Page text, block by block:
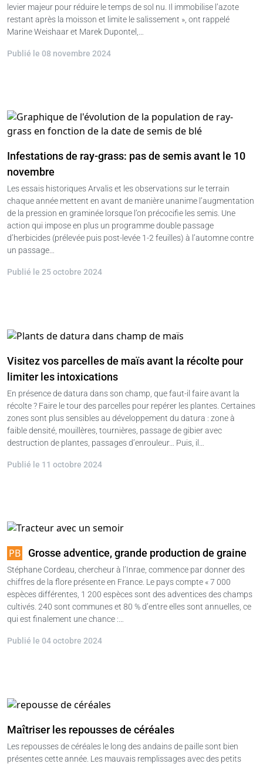
levier majeur pour réduire le temps de sol nu. Il immobilise l’azote
restant après la moisson et limite le salissement », ont rappelé
Marine Weishaar et Marek Dupontel,…
Publié le 08 novembre 2024
Infestations de ray-grass: pas de semis avant le 10
novembre
Les essais historiques Arvalis et les observations sur le terrain
chaque année mettent en avant de manière unanime l’augmentation
de la pression en graminée lorsque l’on précocifie les semis. Une
action qui impose en plus un programme double passage
d’herbicides (prélevée puis post-levée 1-2 feuilles) à l’automne contre
un passage…
Publié le 25 octobre 2024
Visitez vos parcelles de maïs avant la récolte pour
limiter les intoxications
En présence de datura dans son champ, que faut-il faire avant la
récolte ? Faire le tour des parcelles pour repérer les plantes. Certaines
zones sont plus sensibles au développement du datura : zone à
faible densité, mouillères, tournières, passage de gibier avec
destruction de plantes, passages d’enrouleur… Puis, il…
Publié le 11 octobre 2024
Grosse adventice, grande production de graine
Stéphane Cordeau, chercheur à l’Inrae, commence par donner des
chiffres de la flore présente en France. Le pays compte « 7 000
espèces différentes, 1 200 espèces sont des adventices des champs
cultivés. 240 sont communes et 80 % d’entre elles sont annuelles, ce
qui est finalement une chance :…
Publié le 04 octobre 2024
Maîtriser les repousses de céréales
Les repousses de céréales le long des andains de paille sont bien
présentes cette année. Les mauvais remplissages avec des petits